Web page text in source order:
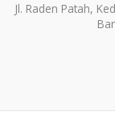
Jl. Raden Patah,